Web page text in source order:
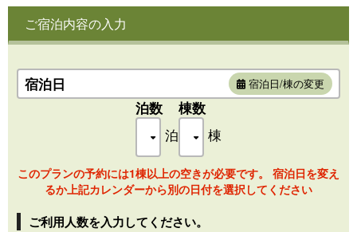
対応♪
相模湾を望むオーシャンビュー☆駐車場から玄関まではフラ
ットな造りになっています☆☆
※薪ストーブのご利用は冬期のみ
エアコン、バス、洗浄機能付トイレ、洗面所、テレビ、キッ
チン、冷蔵庫、電子レンジ、湯沸しポット、食器・調理器
【アメニティ】
バスタオル、フェイスタオル、歯ブラシ、ボディーソープ、
ハンドソープ、シャンプー、コンディショナー
ご宿泊内容の入力
宿泊日 宿泊日/棟の変更
泊数
泊
棟数
棟
このプランの予約には1棟以上の空きが必要です。 宿泊日を変え
るか上記カレンダーから別の日付を選択してください
ご利用人数を入力してください。